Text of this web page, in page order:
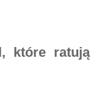
które ratują